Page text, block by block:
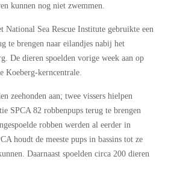
kunnen nog niet zwemmen.
Sea Rescue Institute gebruikte een
te brengen naar eilandjes nabij het
De dieren spoelden vorige week aan op
Koeberg-kerncentrale.
zeehonden aan; twee vissers hielpen
SPCA 82 robbenpups terug te brengen
robben werden al eerder in
houdt de meeste pups in bassins tot ze
Daarnaast spoelden circa 200 dieren